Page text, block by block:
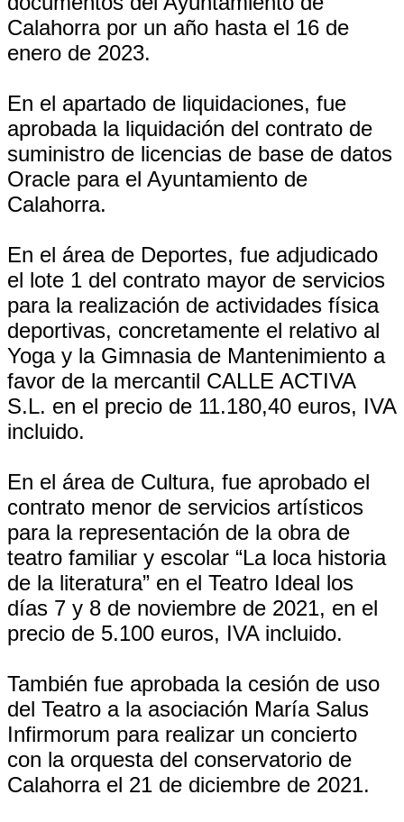
Calahorra por un año hasta el 16 de
enero de 2023.
En el apartado de liquidaciones, fue
aprobada la liquidación del contrato de
suministro de licencias de base de datos
Oracle para el Ayuntamiento de
Calahorra.
En el área de Deportes, fue adjudicado
el lote 1 del contrato mayor de servicios
para la realización de actividades física
deportivas, concretamente el relativo al
Yoga y la Gimnasia de Mantenimiento a
favor de la mercantil CALLE ACTIVA
S.L. en el precio de 11.180,40 euros, IVA
incluido.
En el área de Cultura, fue aprobado el
contrato menor de servicios artísticos
para la representación de la obra de
teatro familiar y escolar “La loca historia
de la literatura” en el Teatro Ideal los
días 7 y 8 de noviembre de 2021, en el
precio de 5.100 euros, IVA incluido.
También fue aprobada la cesión de uso
del Teatro a la asociación María Salus
Infirmorum para realizar un concierto
con la orquesta del conservatorio de
Calahorra el 21 de diciembre de 2021.